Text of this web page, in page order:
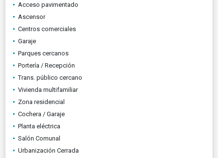
Acceso pavimentado
Ascensor
Centros comerciales
Garaje
Parques cercanos
Portería / Recepción
Trans. público cercano
Vivienda multifamiliar
Zona residencial
Cochera / Garaje
Planta eléctrica
Salón Comunal
Urbanización Cerrada